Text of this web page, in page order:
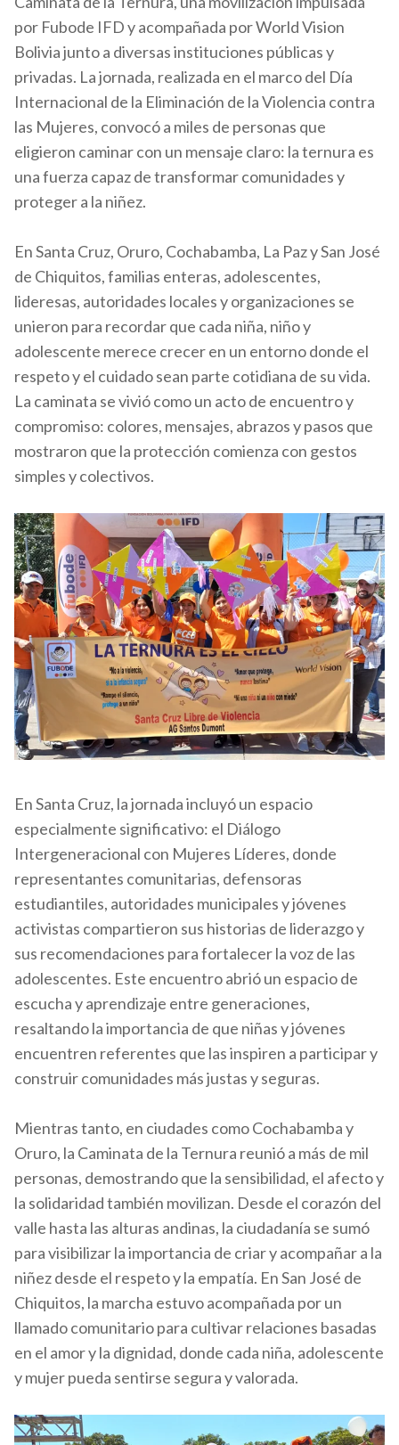
por Fubode IFD y acompañada por World Vision
Bolivia junto a diversas instituciones públicas y
privadas. La jornada, realizada en el marco del Día
Internacional de la Eliminación de la Violencia contra
las Mujeres, convocó a miles de personas que
eligieron caminar con un mensaje claro: la ternura es
una fuerza capaz de transformar comunidades y
proteger a la niñez.
En Santa Cruz, Oruro, Cochabamba, La Paz y San José
de Chiquitos, familias enteras, adolescentes,
lideresas, autoridades locales y organizaciones se
unieron para recordar que cada niña, niño y
adolescente merece crecer en un entorno donde el
respeto y el cuidado sean parte cotidiana de su vida.
La caminata se vivió como un acto de encuentro y
compromiso: colores, mensajes, abrazos y pasos que
mostraron que la protección comienza con gestos
simples y colectivos.
En Santa Cruz, la jornada incluyó un espacio
especialmente significativo: el Diálogo
Intergeneracional con Mujeres Líderes, donde
representantes comunitarias, defensoras
estudiantiles, autoridades municipales y jóvenes
activistas compartieron sus historias de liderazgo y
sus recomendaciones para fortalecer la voz de las
adolescentes. Este encuentro abrió un espacio de
escucha y aprendizaje entre generaciones,
resaltando la importancia de que niñas y jóvenes
encuentren referentes que las inspiren a participar y
construir comunidades más justas y seguras.
Mientras tanto, en ciudades como Cochabamba y
Oruro, la Caminata de la Ternura reunió a más de mil
personas, demostrando que la sensibilidad, el afecto y
la solidaridad también movilizan. Desde el corazón del
valle hasta las alturas andinas, la ciudadanía se sumó
para visibilizar la importancia de criar y acompañar a la
niñez desde el respeto y la empatía. En San José de
Chiquitos, la marcha estuvo acompañada por un
llamado comunitario para cultivar relaciones basadas
en el amor y la dignidad, donde cada niña, adolescente
y mujer pueda sentirse segura y valorada.